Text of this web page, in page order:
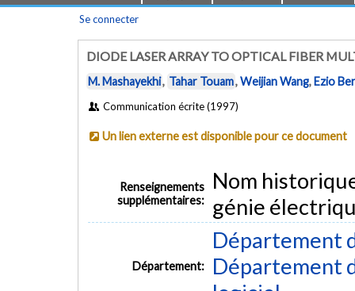
Se connecter
DIODE LASER ARRAY TO OPTICAL FIBER
M. Mashayekhi, Tahar Touam,Weijian Wang,Ezio
Communication écrite (1997)
Un lien externe est disponible pour ce document
Renseignements
supplémentaires:
Nom
génie
Département:
Département
Département